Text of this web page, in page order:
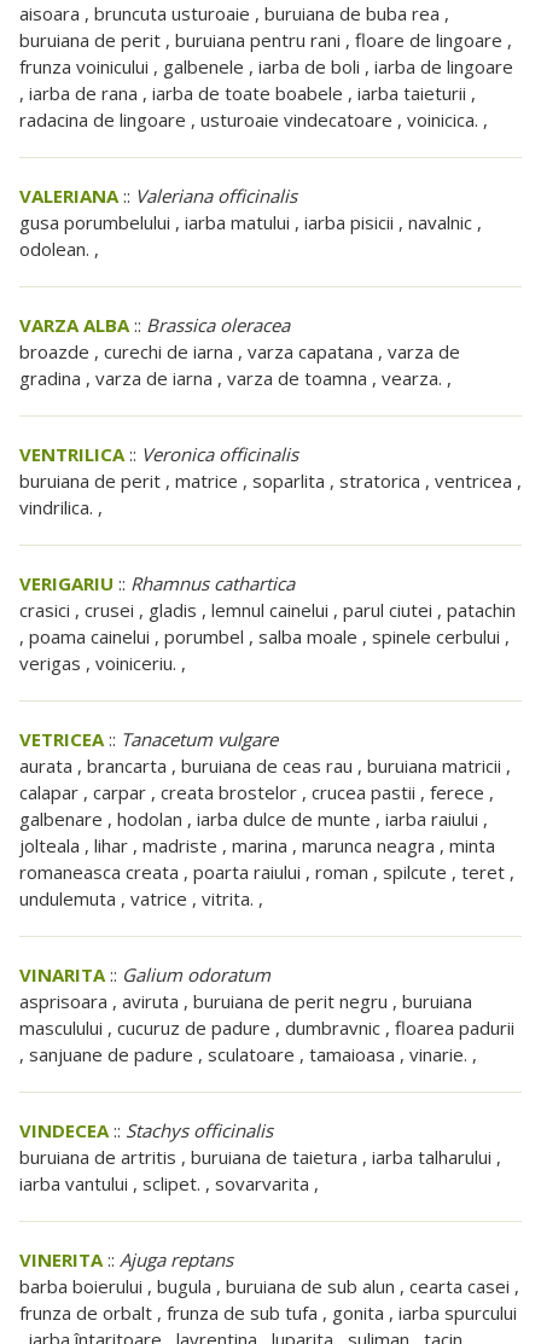
aisoara , bruncuta usturoaie , buruiana de buba rea ,
buruiana de perit , buruiana pentru rani , floare de lingoare ,
frunza voinicului , galbenele , iarba de boli , iarba de lingoare
, iarba de rana , iarba de toate boabele , iarba taieturii ,
radacina de lingoare , usturoaie vindecatoare , voinicica. ,
VALERIANA :: Valeriana officinalis
gusa porumbelului , iarba matului , iarba pisicii , navalnic ,
odolean. ,
VARZA ALBA :: Brassica oleracea
broazde , curechi de iarna , varza capatana , varza de
gradina , varza de iarna , varza de toamna , vearza. ,
VENTRILICA :: Veronica officinalis
buruiana de perit , matrice , soparlita , stratorica , ventricea ,
vindrilica. ,
VERIGARIU :: Rhamnus cathartica
crasici , crusei , gladis , lemnul cainelui , parul ciutei , patachin
, poama cainelui , porumbel , salba moale , spinele cerbului ,
verigas , voiniceriu. ,
VETRICEA :: Tanacetum vulgare
aurata , brancarta , buruiana de ceas rau , buruiana matricii ,
calapar , carpar , creata brostelor , crucea pastii , ferece ,
galbenare , hodolan , iarba dulce de munte , iarba raiului ,
jolteala , lihar , madriste , marina , marunca neagra , minta
romaneasca creata , poarta raiului , roman , spilcute , teret ,
undulemuta , vatrice , vitrita. ,
VINARITA :: Galium odoratum
asprisoara , aviruta , buruiana de perit negru , buruiana
masculului , cucuruz de padure , dumbravnic , floarea padurii
, sanjuane de padure , sculatoare , tamaioasa , vinarie. ,
VINDECEA :: Stachys officinalis
buruiana de artritis , buruiana de taietura , iarba talharului ,
iarba vantului , sclipet. , sovarvarita ,
VINERITA :: Ajuga reptans
barba boierului , bugula , buruiana de sub alun , cearta casei ,
frunza de orbalt , frunza de sub tufa , gonita , iarba spurcului
, iarba întaritoare , lavrentina , luparita , suliman , tacin ,